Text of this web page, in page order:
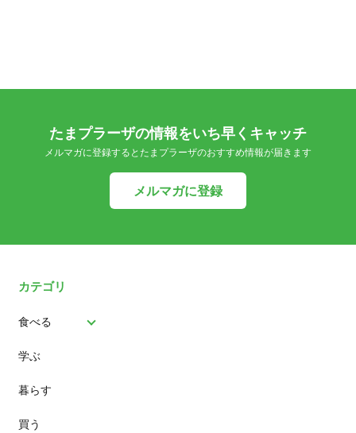
たまプラーザの情報をいち早くキャッチ
メルマガに登録するとたまプラーザのおすすめ情報が届きます
メルマガに登録
カテゴリ
食べる
パン
スイーツ
ランチ
学ぶ
暮らす
買う